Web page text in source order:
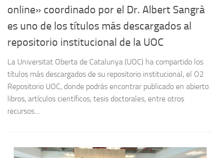
online» coordinado por el Dr. Albert Sangrà
es uno de los títulos más descargados al
repositorio institucional de la UOC
La Universitat Oberta de Catalunya (UOC) ha compartido los
títulos más descargados de su repositorio institucional, el O2
Repositorio UOC, donde podrás encontrar publicado en abierto
libros, artículos científicos, tesis doctorales, entre otros
recursos....